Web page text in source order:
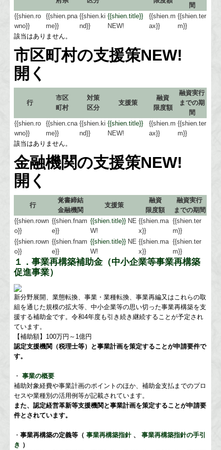
間
{{shien.ro
wno}}
{{shien.pna
me}}
{{shien.ki
nd}}
{{shien.title}}
NEW!
{{shien.m
ax}}
{{shien.ter
m}}
該当はありません。
市区町村の支援策NEW!
開く
行
市区
町村
対策
区分
支援策
融資
限度額
融資実行
までの期
間
{{shien.ro
wno}}
{{shien.cna
me}}
{{shien.ki
nd}}
{{shien.title}}
NEW!
{{shien.m
ax}}
{{shien.ter
m}}
該当はありません。
金融機関の支援策NEW!
開く
行
覚書締結
金融機関
支援策
融資
限度額
融資実行
までの期間
{{shien.rown
o}}
{{shien.fnam
e}}
{{shien.title}} NE
W!
{{shien.ma
x}}
{{shien.ter
m}}
{{shien.rown
o}}
{{shien.fnam
e}}
{{shien.title}} NE
W!
{{shien.ma
x}}
{{shien.ter
m}}
１．事業再構築補助金（中小企業等事業再構築
促進事業）
新分野展開、業態転換、事業・業種転換、事業再編又はこれらの取
組を通じた規模の拡大等、中小企業等の思い切った事業再構築を支
援する補助金です。令和4年度も引き続き継続することが予定され
ています。
【補助額】100万円～1億円
認定支援機関（税理士等）と事業計画を策定することが申請要件で
す。
・事業の概要
補助対象経費や事業計画のポイントのほか、補助金支払までのプロ
セスや業種別の活用例等が記載されています。
また、認定経営革新等支援機関と事業計画を策定することが申請要
件とされています。
・事業再構築の定義等（事業再構築指針 、事業再構築指針の手引
き ）